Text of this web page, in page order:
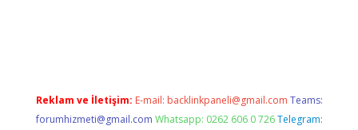
Reklam ve İletişim: E-mail: backlinkpaneli@gmail.com Teams:
forumhizmeti@gmail.com Whatsapp: 0262 606 0 726 Telegram: